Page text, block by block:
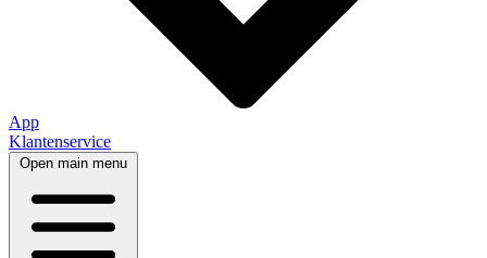
App
Klantenservice
Open main menu